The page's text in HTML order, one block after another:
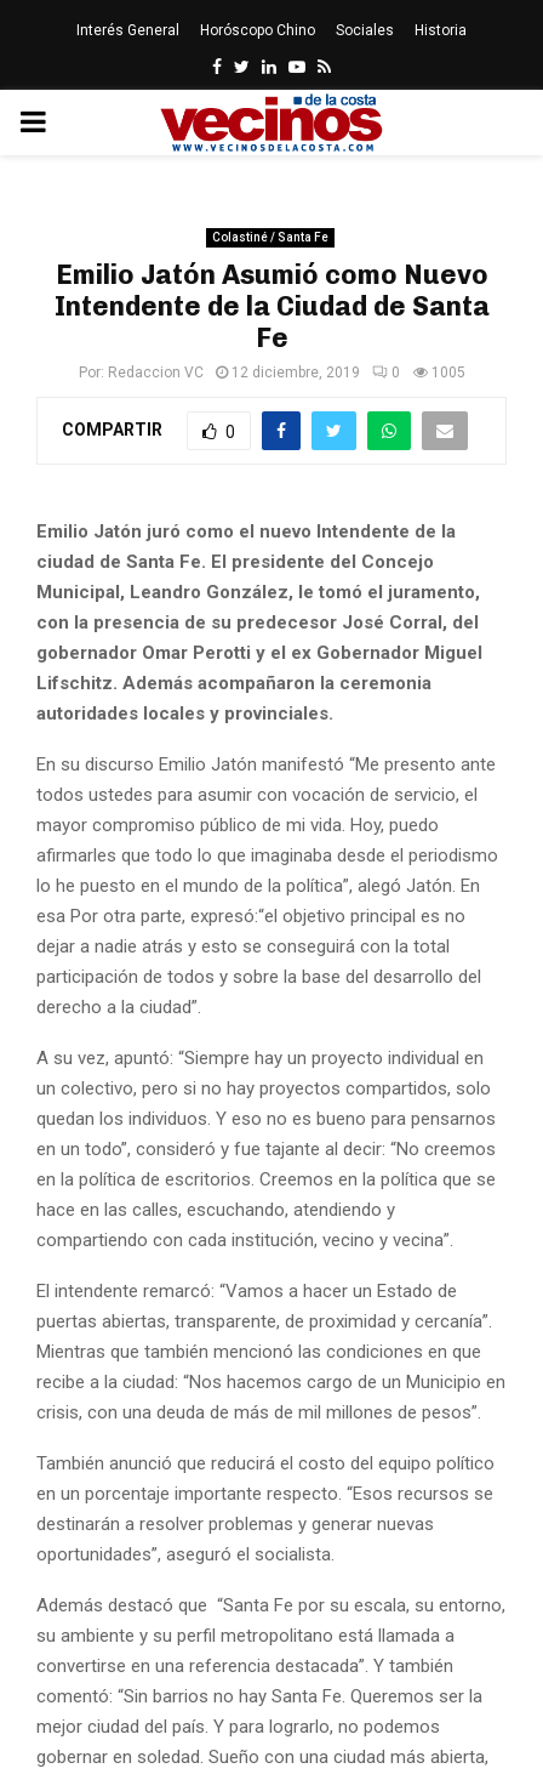
Interés General Horóscopo Chino Sociales Historia
Facebook
Twitter
LinkedinYoutube
Rss
PRIMARY
Colastiné / Santa Fe
Emilio Jatón Asumió como Nuevo
Intendente de la Ciudad de Santa
Fe
Por: Redaccion VC 12 diciembre, 2019 0 1005
COMPARTIR 0
Emilio Jatón juró como el nuevo Intendente de la
ciudad de Santa Fe. El presidente del Concejo
Municipal, Leandro González, le tomó el juramento,
con la presencia de su predecesor José Corral, del
gobernador Omar Perotti y el ex Gobernador Miguel
Lifschitz. Además acompañaron la ceremonia
autoridades locales y provinciales.
En su discurso Emilio Jatón manifestó “Me presento ante
todos ustedes para asumir con vocación de servicio, el
mayor compromiso público de mi vida. Hoy, puedo
afirmarles que todo lo que imaginaba desde el periodismo
lo he puesto en el mundo de la política”, alegó Jatón. En
esa Por otra parte, expresó:“el objetivo principal es no
dejar a nadie atrás y esto se conseguirá con la total
participación de todos y sobre la base del desarrollo del
derecho a la ciudad”.
A su vez, apuntó: “Siempre hay un proyecto individual en
un colectivo, pero si no hay proyectos compartidos, solo
quedan los individuos. Y eso no es bueno para pensarnos
en un todo”, consideró y fue tajante al decir: “No creemos
en la política de escritorios. Creemos en la política que se
hace en las calles, escuchando, atendiendo y
compartiendo con cada institución, vecino y vecina”.
El intendente remarcó: “Vamos a hacer un Estado de
puertas abiertas, transparente, de proximidad y cercanía”.
Mientras que también mencionó las condiciones en que
recibe a la ciudad: “Nos hacemos cargo de un Municipio en
crisis, con una deuda de más de mil millones de pesos”.
También anunció que reducirá el costo del equipo político
en un porcentaje importante respecto. “Esos recursos se
destinarán a resolver problemas y generar nuevas
oportunidades”, aseguró el socialista.
Además destacó que “Santa Fe por su escala, su entorno,
su ambiente y su perfil metropolitano está llamada a
convertirse en una referencia destacada”. Y también
comentó: “Sin barrios no hay Santa Fe. Queremos ser la
mejor ciudad del país. Y para lograrlo, no podemos
gobernar en soledad. Sueño con una ciudad más abierta,